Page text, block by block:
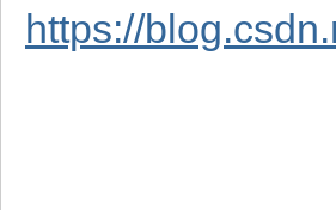
https://